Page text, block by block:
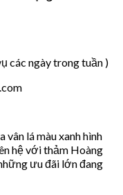
các ngày trong tuần )
lá màu xanh hình
hệ với thảm Hoàng
ưu đãi lớn đang